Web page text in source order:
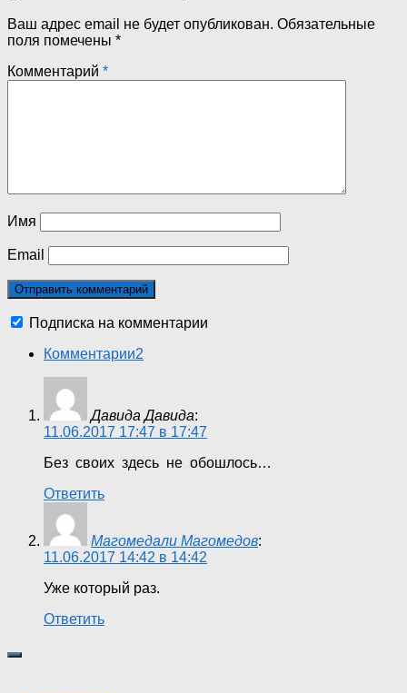
Ваш адрес email не будет опубликован. Обязательные
поля помечены *
Комментарий *
Имя
Email
Подписка на комментарии
Комментарии2
Давида Давида:
11.06.2017 17:47 в 17:47
Без своих здесь не обошлось…
Ответить
Магомедали Магомедов:
11.06.2017 14:42 в 14:42
Уже который раз.
Ответить